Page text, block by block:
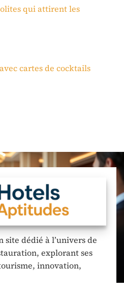
qui attirent les
cartes de cocktails
site dédié à l’univers de
explorant ses
innovation,